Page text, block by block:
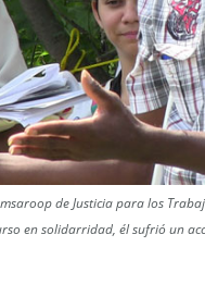
de Justicia para los
en solidarridad, él sufrió un